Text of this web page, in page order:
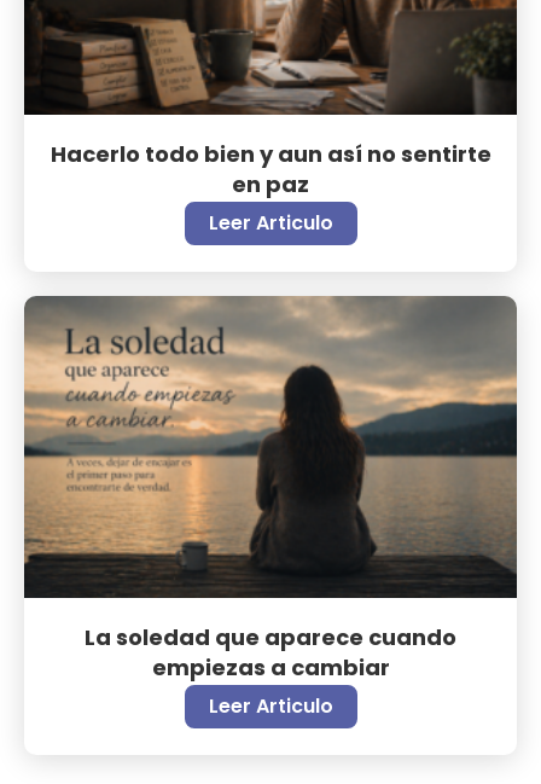
Hacerlo todo bien y aun así no sentirte
en paz
Leer Articulo
La soledad que aparece cuando
empiezas a cambiar
Leer Articulo